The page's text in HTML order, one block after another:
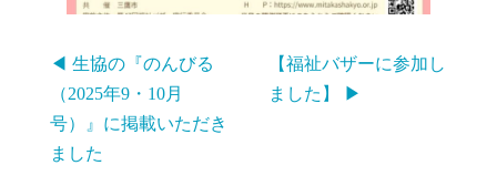
◀ 生協の『のんびる
（2025年9・10月
号）』に掲載いただき
ました
【福祉バザーに参加し
ました】 ▶